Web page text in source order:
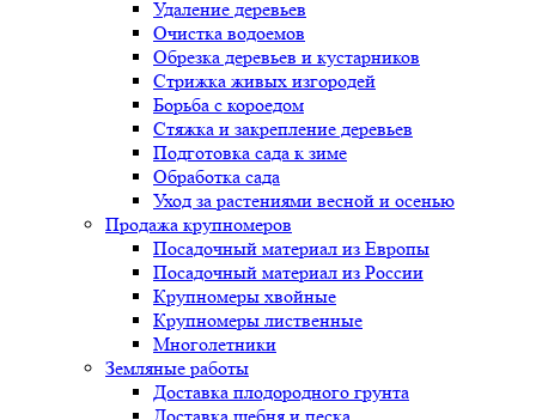
Удаление деревьев
Очистка водоемов
Обрезка деревьев и кустарников
Стрижка живых изгородей
Борьба с короедом
Стяжка и закрепление деревьев
Подготовка сада к зиме
Обработка сада
Уход за растениями весной и осенью
Продажа крупномеров
Посадочный материал из Европы
Посадочный материал из России
Крупномеры хвойные
Крупномеры лиственные
Многолетники
Земляные работы
Доставка плодородного грунта